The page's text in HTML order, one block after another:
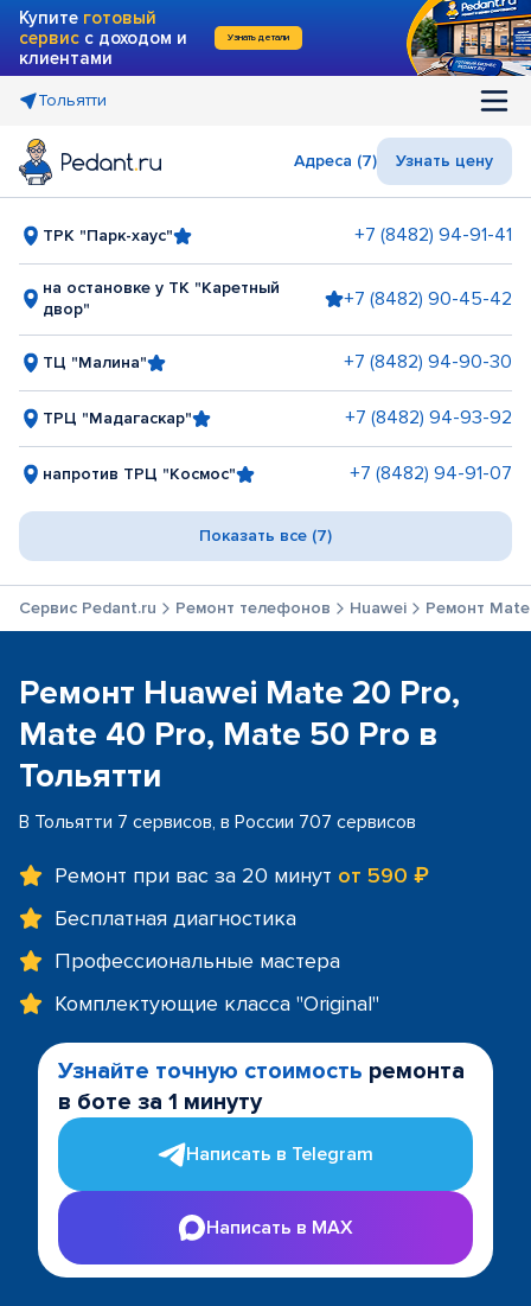
Купите готовый
сервис с доходом и
клиентами
Узнать детали
Тольятти
Адреса (7) Узнать цену
ТРК "Парк-хаус" +7 (8482) 94-91-41
на остановке у ТК "Каретный
двор"
+7 (8482) 90-45-42
ТЦ "Малина" +7 (8482) 94-90-30
ТРЦ "Мадагаскар" +7 (8482) 94-93-92
напротив ТРЦ "Космос" +7 (8482) 94-91-07
Показать все (7)
Сервис Pedant.ru Ремонт телефонов Huawei Ремонт
Ремонт Huawei Mate 20 Pro,
Mate 40 Pro, Mate 50 Pro в
Тольятти
В Тольятти 7 сервисов, в России 707 сервисов
Ремонт при вас за 20 минут от 590 ₽
Бесплатная диагностика
Профессиональные мастера
Комплектующие класса "Original"
Узнайте точную стоимость ремонта
в боте за 1 минуту
Написать в Telegram
Написать в MAX